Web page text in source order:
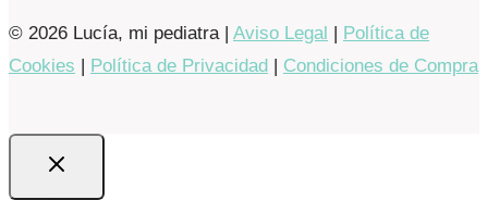
© 2026 Lucía, mi pediatra | Aviso Legal
Política de
Cookies
Política de Privacidad Condiciones de Compra